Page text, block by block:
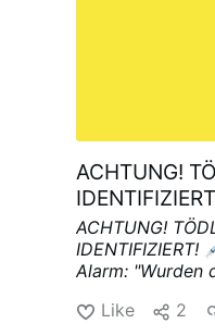
ACHTUNG!
ACHTUNG!
IDENTIFIZIERT!
Alarm: "Wurden
Chargen
Like 2